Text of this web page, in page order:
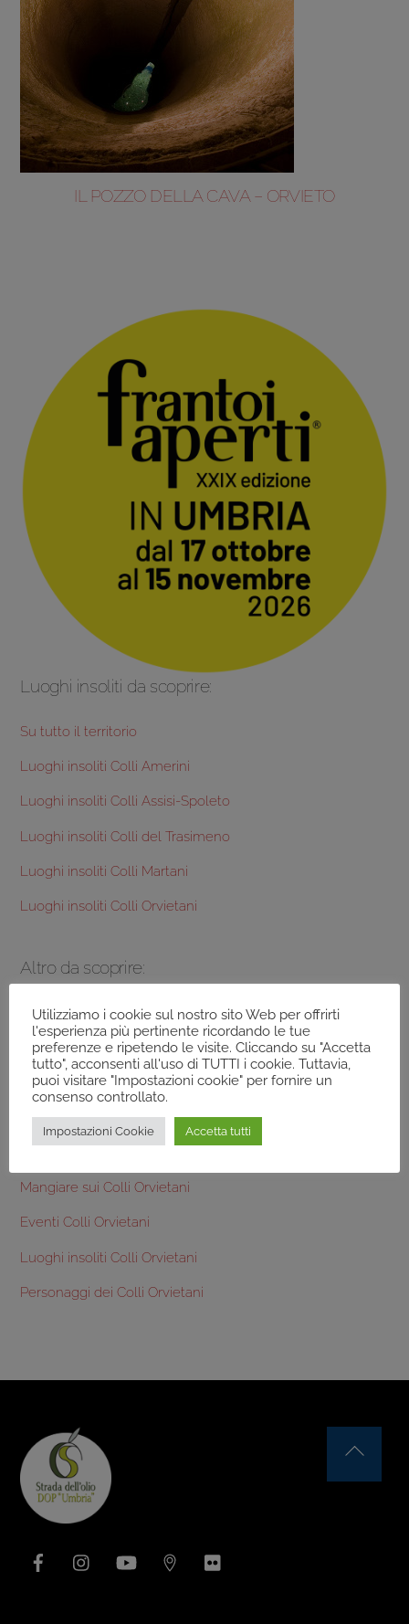
IL POZZO DELLA CAVA – ORVIETO
Luoghi insoliti da scoprire:
Su tutto il territorio
Luoghi insoliti Colli Amerini
Luoghi insoliti Colli Assisi-Spoleto
Luoghi insoliti Colli del Trasimeno
Luoghi insoliti Colli Martani
Luoghi insoliti Colli Orvietani
Altro da scoprire:
Terre Colli Orvietani
Frantoi Colli Orvietani
Prodotti tipici Colli Orvietani
Aziende Agricole Colli Orvietani
Mangiare sui Colli Orvietani
Eventi Colli Orvietani
Luoghi insoliti Colli Orvietani
Personaggi dei Colli Orvietani
YouTube
Utilizziamo i cookie sul nostro sito Web per offrirti
l'esperienza più pertinente ricordando le tue
preferenze e ripetendo le visite. Cliccando su "Accetta
tutto", acconsenti all'uso di TUTTI i cookie. Tuttavia,
puoi visitare "Impostazioni cookie" per fornire un
consenso controllato.
Impostazioni Cookie Accetta tutti